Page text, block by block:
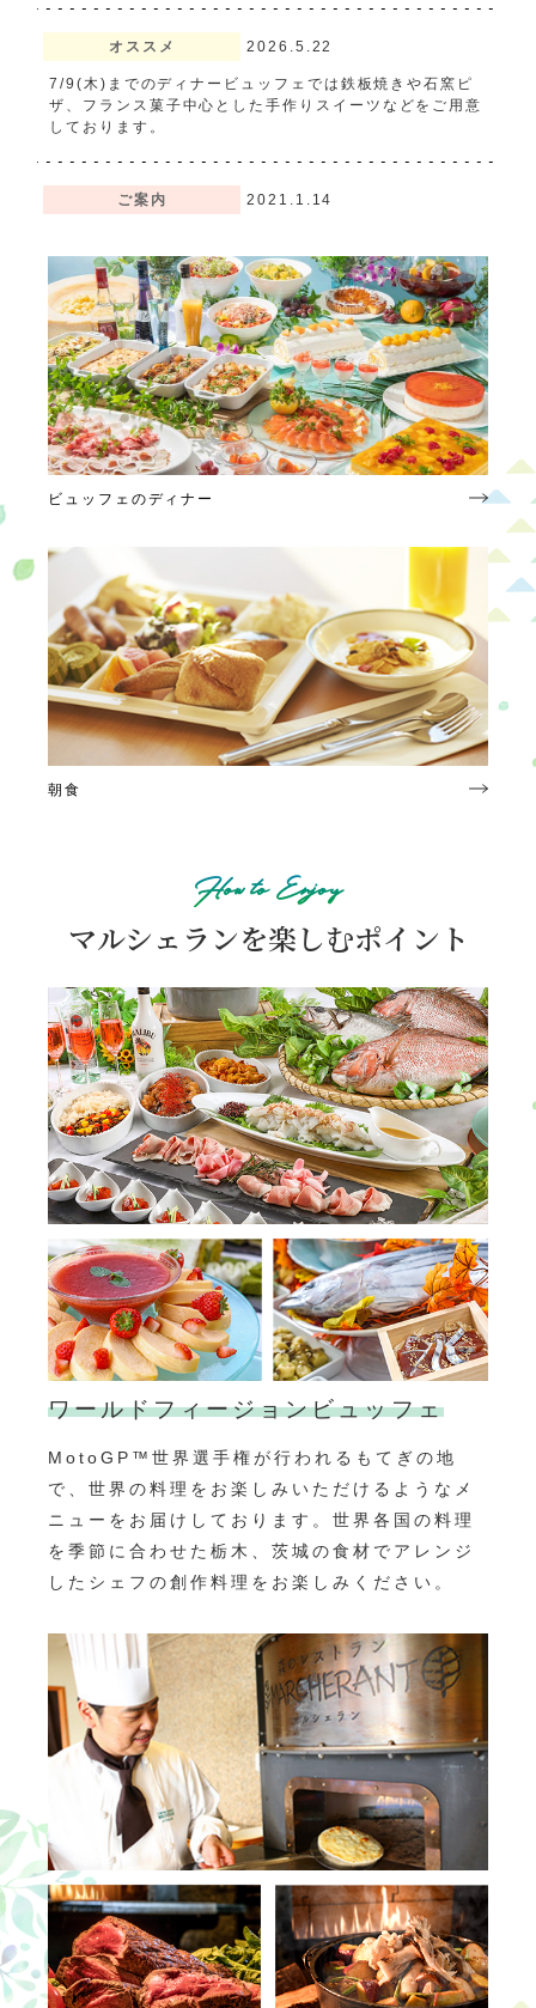
オススメ 2026.5.22
7/9(木)までのディナービュッフェでは鉄板焼きや石窯ピ
ザ、フランス菓子中心とした手作りスイーツなどをご用意
しております。
ご案内 2021.1.14
けます。
ビュッフェのディナー
朝食
How to Enjoy
マルシェランを楽しむポイント
ワールドフィージョンビュッフェ
MotoGP™世界選手権が行われるもてぎの地
で、世界の料理をお楽しみいただけるようなメ
ニューをお届けしております。世界各国の料理
を季節に合わせた栃木、茨城の食材でアレンジ
したシェフの創作料理をお楽しみください。